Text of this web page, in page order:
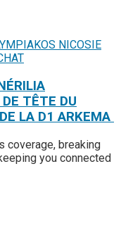
TÊTE DU
LA D1 ARKEMA
coverage, breaking
you connected